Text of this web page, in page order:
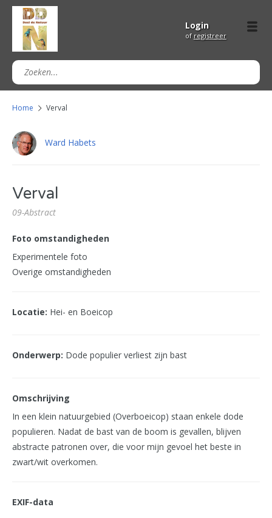
Login
of registreer
Home Verval
Ward Habets
Verval
09-Abstract
Foto omstandigheden
Experimentele foto
Overige omstandigheden
Locatie: Hei- en Boeicop
Onderwerp: Dode populier verliest zijn bast
Omschrijving
In een klein natuurgebied (Overboeicop) staan enkele dode
populieren. Nadat de bast van de boom is gevallen, blijven
abstracte patronen over, die voor mijn gevoel het beste in
zwart/wit overkomen.
EXIF-data